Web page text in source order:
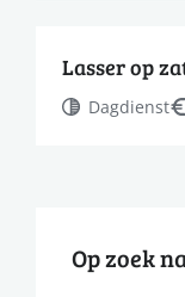
Lasser op
Dagdienst
Op zoek